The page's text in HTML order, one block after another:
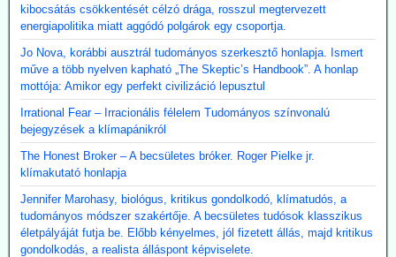
kibocsátás csökkentését célzó drága, rosszul megtervezett
energiapolitika miatt aggódó polgárok egy csoportja.
Jo Nova, korábbi ausztrál tudományos szerkesztő honlapja. Ismert
műve a több nyelven kapható „The Skeptic’s Handbook”. A honlap
mottója: Amikor egy perfekt civilizáció lepusztul
Irrational Fear – Irracionális félelem Tudományos színvonalú
bejegyzések a klímapánikról
The Honest Broker – A becsületes bróker. Roger Pielke jr.
klímakutató honlapja
Jennifer Marohasy, biológus, kritikus gondolkodó, klímatudós, a
tudományos módszer szakértője. A becsületes tudósok klasszikus
életpályáját futja be. Előbb kényelmes, jól fizetett állás, majd kritikus
gondolkodás, a realista álláspont képviselete.